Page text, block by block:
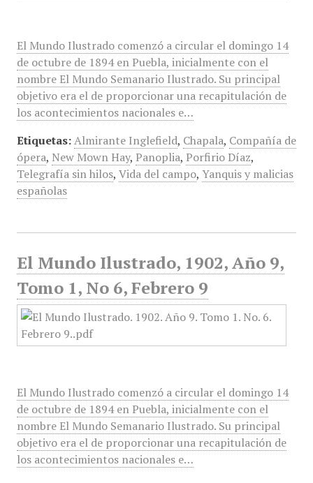
El Mundo Ilustrado comenzó a circular el domingo 14
de octubre de 1894 en Puebla, inicialmente con el
nombre El Mundo Semanario Ilustrado. Su principal
objetivo era el de proporcionar una recapitulación de
los acontecimientos nacionales e…
Etiquetas: Almirante Inglefield, Chapala, Compañía de
ópera, New Mown Hay, Panoplia, Porfirio Díaz,
Telegrafía sin hilos, Vida del campo, Yanquis y malicias
españolas
El Mundo Ilustrado, 1902, Año 9,
Tomo 1, No 6, Febrero 9
El Mundo Ilustrado comenzó a circular el domingo 14
de octubre de 1894 en Puebla, inicialmente con el
nombre El Mundo Semanario Ilustrado. Su principal
objetivo era el de proporcionar una recapitulación de
los acontecimientos nacionales e…